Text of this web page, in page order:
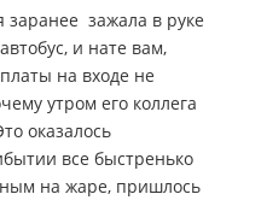
зажала в руке
и нате вам,
на входе не
утром его коллега
оказалось
все быстренько
на жаре, пришлось